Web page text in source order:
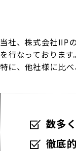
当社、株式会社IIP
を行なっております。
特に、他社様に比
数多
徹底